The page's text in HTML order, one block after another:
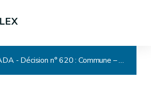
CADA - Décision n° 620 : Commune – Dossier administratif – Documents inexistants – Intérêt – Demande manifestement abusive (oui) – Recours sans objet – Communication partielle